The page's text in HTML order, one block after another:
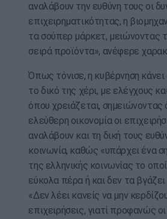
αναλάβουν την ευθύνη τους οι
επιχειρηματικότητας, η
τα σούπερ μάρκετ, μειώνοντας
σειρά προϊόντα», ανέφερε
Όπως τόνισε, η κυβέρνηση κάνει
το δικό της χέρι, με ελέγχους
όπου χρειάζεται, σημειώνοντας
ελεύθερη οικονομία οι
αναλάβουν και τη δική τους
κοινωνία, καθώς «υπάρχει ένα
της ελληνικής κοινωνίας το
εύκολα πέρα ή και δεν τα
«Δεν λέει κανείς να μην
επιχειρήσεις, γιατί προφανώς